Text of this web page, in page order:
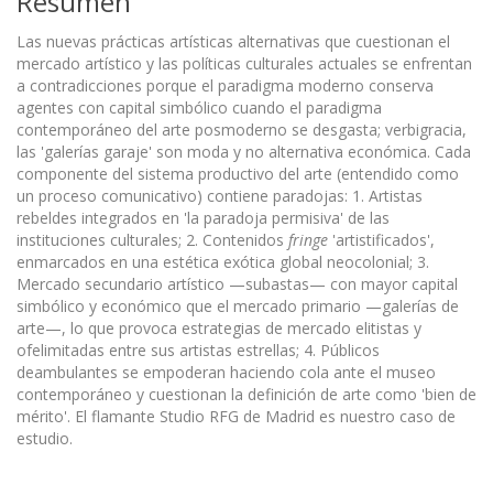
Las nuevas prácticas artísticas alternativas que cuestionan el
mercado artístico y las políticas culturales actuales se enfrentan
a contradicciones porque el paradigma moderno conserva
agentes con capital simbólico cuando el paradigma
contemporáneo del arte posmoderno se desgasta; verbigracia,
las 'galerías garaje' son moda y no alternativa económica. Cada
componente del sistema productivo del arte (entendido como
un proceso comunicativo) contiene paradojas: 1. Artistas
rebeldes integrados en 'la paradoja permisiva' de las
instituciones culturales; 2. Contenidos fringe 'artistificados',
enmarcados en una estética exótica global neocolonial; 3.
Mercado secundario artístico —subastas— con mayor capital
simbólico y económico que el mercado primario —galerías de
arte—, lo que provoca estrategias de mercado elitistas y
ofelimitadas entre sus artistas estrellas; 4. Públicos
deambulantes se empoderan haciendo cola ante el museo
contemporáneo y cuestionan la definición de arte como 'bien de
mérito'. El flamante Studio RFG de Madrid es nuestro caso de
estudio.